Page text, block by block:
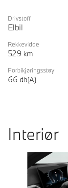
Drivstoff
Elbil
Rekkevidde
529 km
Forbikjøringsstøy
66 db(A)
Interiør
Prevoius